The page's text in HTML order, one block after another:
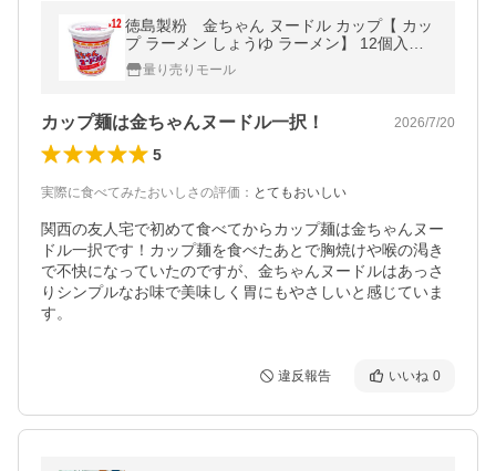
徳島製粉 金ちゃん ヌードル カップ【 カッ
プ ラーメン しょうゆ ラーメン】 12個入
【徳島ご当地グルメ】【発送重量 5kg】code
B1量り売りモール
カップ麺は金ちゃんヌードル一択！ 2026/7/20
5
実際に食べてみたおいしさの評価 ： とてもおいしい
関西の友人宅で初めて食べてからカップ麺は金ちゃんヌー
ドル一択です！カップ麺を食べたあとで胸焼けや喉の渇き
で不快になっていたのですが、金ちゃんヌードルはあっさ
りシンプルなお味で美味しく胃にもやさしいと感じていま
す。
違反報告 いいね 0